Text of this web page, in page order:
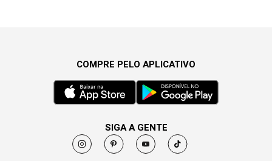
COMPRE PELO APLICATIVO
SIGA A GENTE